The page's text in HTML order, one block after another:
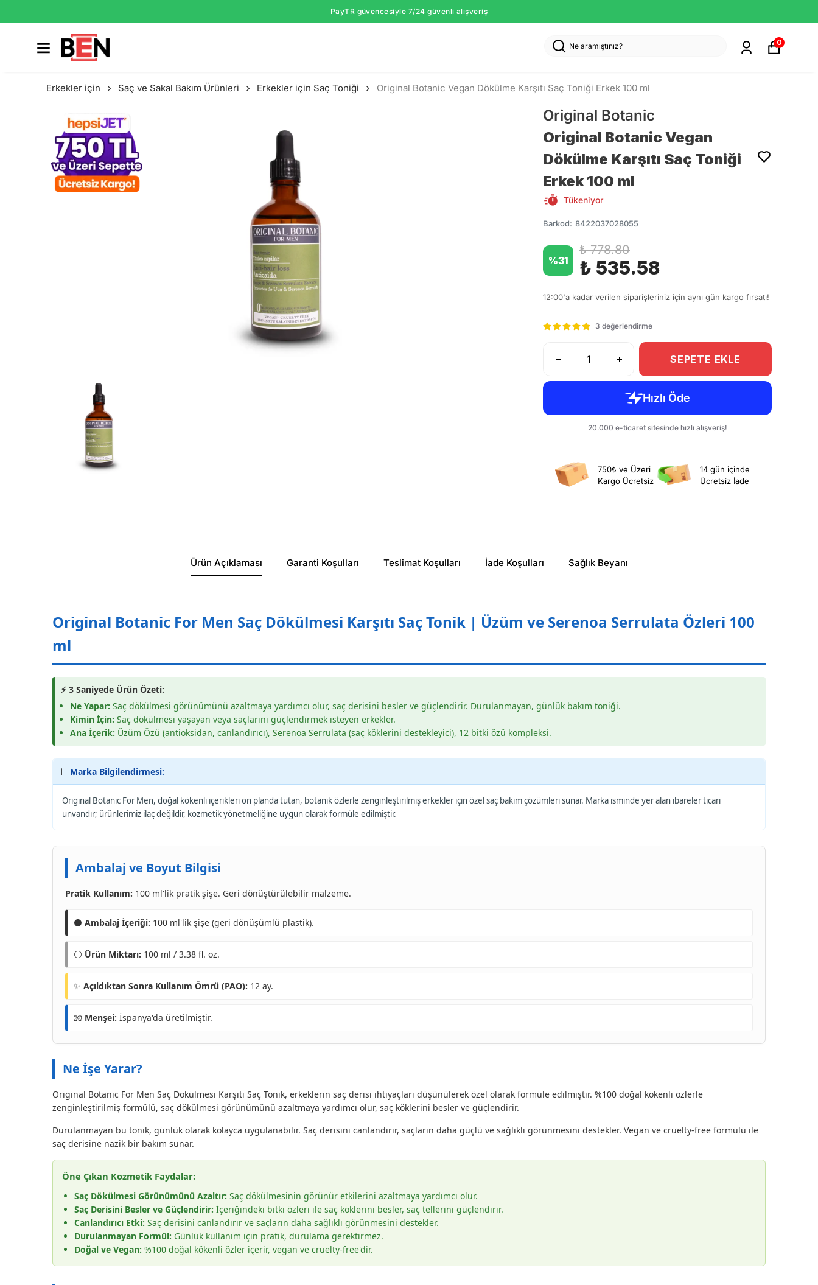
PayTR güvencesiyle 7/24 güvenli alışveriş
0
Erkekler için Saç ve Sakal Bakım Ürünleri Erkekler için Saç Toniği Original Botanic Vegan Dökülme Karşıtı Saç Toniği Erkek 100 ml
Original Botanic
Original Botanic Vegan
Dökülme Karşıtı Saç Toniği
Erkek 100 ml
Tükeniyor
Barkod: 8422037028055
%31
₺ 778.80
₺ 535.58
12:00'a kadar verilen siparişleriniz için aynı gün kargo fırsatı!
3 değerlendirme
SEPETE EKLE
750₺ ve Üzeri
Kargo Ücretsiz
14 gün içinde
Ücretsiz İade
Ürün Açıklaması Garanti Koşulları Teslimat Koşulları İade Koşulları Sağlık Beyanı
Original Botanic For Men Saç Dökülmesi Karşıtı Saç Tonik | Üzüm ve Serenoa Serrulata Özleri 100
ml
⚡ 3 Saniyede Ürün Özeti:
Ne Yapar: Saç dökülmesi görünümünü azaltmaya yardımcı olur, saç derisini besler ve güçlendirir. Durulanmayan, günlük bakım toniği.
Kimin İçin: Saç dökülmesi yaşayan veya saçlarını güçlendirmek isteyen erkekler.
Ana İçerik: Üzüm Özü (antioksidan, canlandırıcı), Serenoa Serrulata (saç köklerini destekleyici), 12 bitki özü kompleksi.
ℹ️ Marka Bilgilendirmesi:
Original Botanic For Men, doğal kökenli içerikleri ön planda tutan, botanik özlerle zenginleştirilmiş erkekler için özel saç bakım çözümleri sunar. Marka isminde yer alan ibareler ticari
unvandır; ürünlerimiz ilaç değildir, kozmetik yönetmeliğine uygun olarak formüle edilmiştir.
Ambalaj ve Boyut Bilgisi
Pratik Kullanım: 100 ml'lik pratik şişe. Geri dönüştürülebilir malzeme.
⚫ Ambalaj İçeriği: 100 ml'lik şişe (geri dönüşümlü plastik).
⚪ Ürün Miktarı: 100 ml / 3.38 fl. oz.
✨ Açıldıktan Sonra Kullanım Ömrü (PAO): 12 ay.
🧤 Menşei: İspanya'da üretilmiştir.
Ne İşe Yarar?
Original Botanic For Men Saç Dökülmesi Karşıtı Saç Tonik, erkeklerin saç derisi ihtiyaçları düşünülerek özel olarak formüle edilmiştir. %100 doğal kökenli özlerle
zenginleştirilmiş formülü, saç dökülmesi görünümünü azaltmaya yardımcı olur, saç köklerini besler ve güçlendirir.
Durulanmayan bu tonik, günlük olarak kolayca uygulanabilir. Saç derisini canlandırır, saçların daha güçlü ve sağlıklı görünmesini destekler. Vegan ve cruelty-free formülü ile
saç derisine nazik bir bakım sunar.
Öne Çıkan Kozmetik Faydalar:
Saç Dökülmesi Görünümünü Azaltır: Saç dökülmesinin görünür etkilerini azaltmaya yardımcı olur.
Saç Derisini Besler ve Güçlendirir: İçeriğindeki bitki özleri ile saç köklerini besler, saç tellerini güçlendirir.
Canlandırıcı Etki: Saç derisini canlandırır ve saçların daha sağlıklı görünmesini destekler.
Durulanmayan Formül: Günlük kullanım için pratik, durulama gerektirmez.
Doğal ve Vegan: %100 doğal kökenli özler içerir, vegan ve cruelty-free'dir.